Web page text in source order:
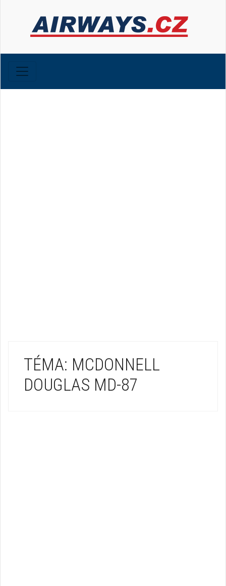
TÉMA: MCDONNELL
DOUGLAS MD-87